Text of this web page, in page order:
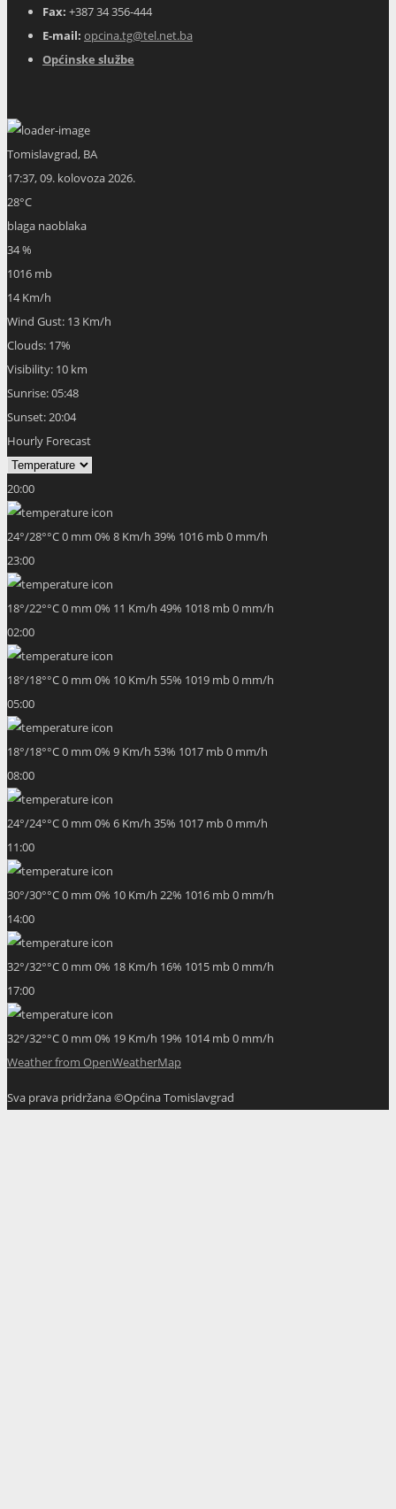
Fax: +387 34 356-444
E-mail: opcina.tg@tel.net.ba
Općinske službe
Tomislavgrad, BA
17:37,09. kolovoza 2026.
28°C
blaga naoblaka
34 %
1016 mb
14 Km/h
Wind Gust: 13 Km/h
Clouds: 17%
Visibility: 10 km
Sunrise:05:48
Sunset:20:04
Hourly Forecast
20:00
24°/28°°C0 mm 0% 8 Km/h 39% 1016 mb0 mm/h
23:00
18°/22°°C0 mm 0% 11 Km/h 49% 1018 mb0 mm/h
02:00
18°/18°°C0 mm 0% 10 Km/h 55% 1019 mb0 mm/h
05:00
18°/18°°C0 mm 0% 9 Km/h 53% 1017 mb0 mm/h
08:00
24°/24°°C0 mm 0% 6 Km/h 35% 1017 mb0 mm/h
11:00
30°/30°°C0 mm 0% 10 Km/h 22% 1016 mb0 mm/h
14:00
32°/32°°C0 mm 0% 18 Km/h 16% 1015 mb0 mm/h
17:00
32°/32°°C0 mm 0% 19 Km/h 19% 1014 mb0 mm/h
Weather from OpenWeatherMap
Sva prava pridržana ©Općina Tomislavgrad